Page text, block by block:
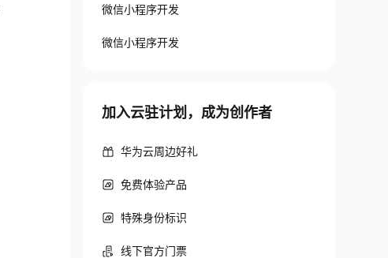
微信小程序开发
微信小程序开发
加入云驻计划，成为创作者
华为云周边好礼
免费体验产品
特殊身份标识
线下官方门票